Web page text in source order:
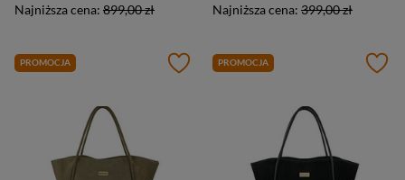
Najniższa cena: 899,00 zł Najniższa cena: 399,00 zł
PROMOCJA PROMOCJA